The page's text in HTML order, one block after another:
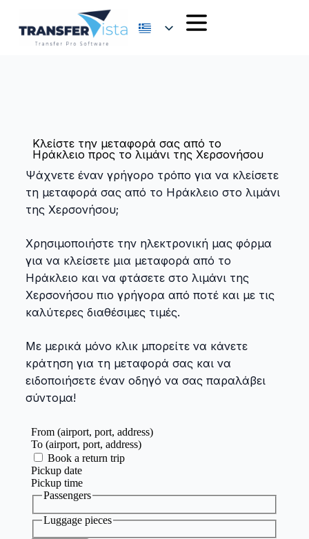
Κλείστε την μεταφορά σας από το
Ηράκλειο προς το λιμάνι της Χερσονήσου
Ψάχνετε έναν γρήγορο τρόπο για να κλείσετε
τη μεταφορά σας από το Ηράκλειο στο λιμάνι
της Χερσονήσου;
Χρησιμοποιήστε την ηλεκτρονική μας φόρμα
για να κλείσετε μια μεταφορά από το
Ηράκλειο και να φτάσετε στο λιμάνι της
Χερσονήσου πιο γρήγορα από ποτέ και με τις
καλύτερες διαθέσιμες τιμές.
Με μερικά μόνο κλικ μπορείτε να κάνετε
κράτηση για τη μεταφορά σας και να
ειδοποιήσετε έναν οδηγό να σας παραλάβει
σύντομα!